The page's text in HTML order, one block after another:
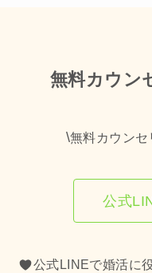
無料カウン
\無料カウンセ
公式
公式LINEで婚活に